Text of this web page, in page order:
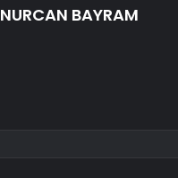
NURCAN BAYRAM